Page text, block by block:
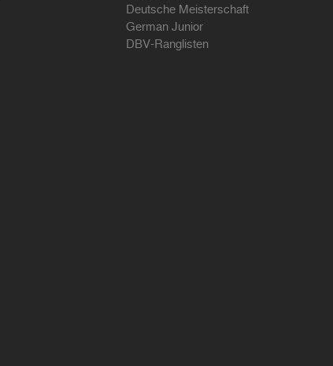
Deutsche Meisterschaft
German Junior
DBV-Ranglisten